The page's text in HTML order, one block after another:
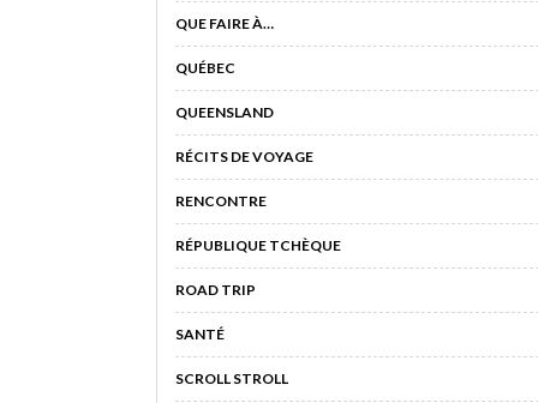
QUE FAIRE À…
QUÉBEC
QUEENSLAND
RÉCITS DE VOYAGE
RENCONTRE
RÉPUBLIQUE TCHÈQUE
ROAD TRIP
SANTÉ
SCROLL STROLL